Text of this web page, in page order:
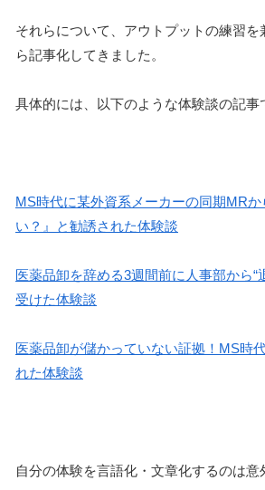
それらについて、アウトプットの練習
ら記事化してきました。
具体的には、以下のような体験談の記事
MS時代に某外資系メーカーの同期MR
い？』と勧誘された体験談
医薬品卸を辞める3週間前に人事部から“
受けた体験談
医薬品卸が儲かっていない証拠！MS時
れた体験談
自分の体験を言語化・文章化するのは意